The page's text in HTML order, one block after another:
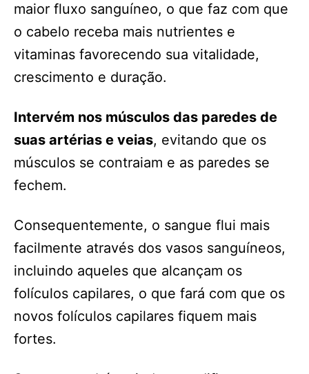
maior fluxo sanguíneo, o que faz com que
o cabelo receba mais nutrientes e
vitaminas favorecendo sua vitalidade,
crescimento e duração.
Intervém nos músculos das paredes de
suas artérias e veias, evitando que os
músculos se contraiam e as paredes se
fechem.
Consequentemente, o sangue flui mais
facilmente através dos vasos sanguíneos,
incluindo aqueles que alcançam os
folículos capilares, o que fará com que os
novos folículos capilares fiquem mais
fortes.